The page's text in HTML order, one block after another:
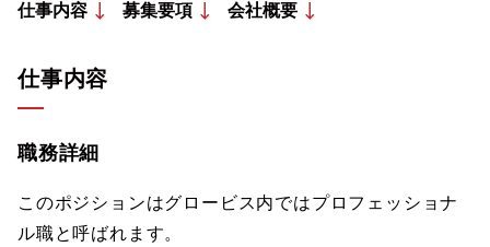
仕事内容 募集要項 会社概要
仕事内容
職務詳細
このポジションはグロービス内ではプロフェッショナ
ル職と呼ばれます。